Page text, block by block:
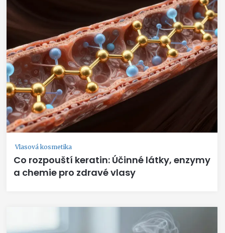
Vlasová kosmetika
Co rozpouští keratin: Účinné látky, enzymy
a chemie pro zdravé vlasy